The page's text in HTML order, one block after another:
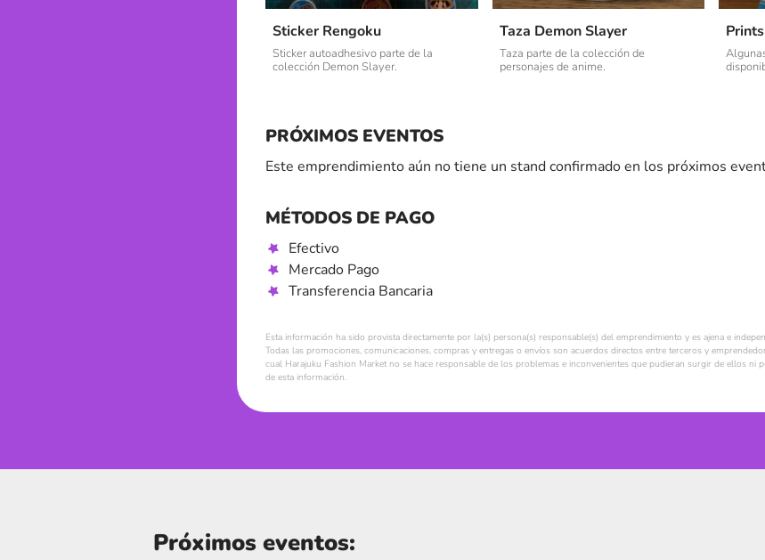
Sticker Rengoku
Sticker autoadhesivo parte de la
colección Demon Slayer.
Taza Demon Slayer
Taza parte de la colección de
personajes de anime.
Prints
PRÓXIMOS EVENTOS
Este emprendimiento aún no tiene un stand confirmado en los próximos
MÉTODOS DE PAGO
Efectivo
Mercado Pago
Transferencia Bancaria
Esta información ha sido provista directamente por la(s) persona(s) responsable(s) del emprendimiento y es ajena e
Todas las promociones, comunicaciones, compras y entregas o envíos son acuerdos directos entre terceros y
cual Harajuku Fashion Market no se hace responsable de los problemas e inconvenientes que pudieran surgir de ellos ni
de esta información.
Próximos eventos: